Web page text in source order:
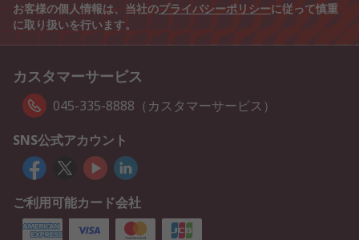
お客様の個人情報は、当社のプライバシーポリシーに従って慎重
に取り扱いを行います。
カスタマーサービス
045-335-8888（カスタマーサービス）
SNS公式アカウント
ご利用可能カード会社